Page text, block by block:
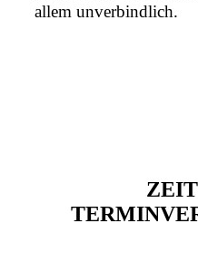
allem unverbindlich.